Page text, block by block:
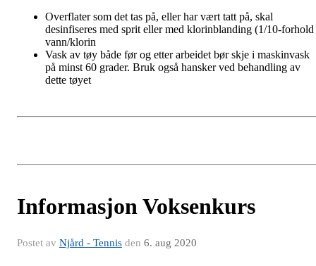
Overflater som det tas på, eller har vært tatt på, skal
desinfiseres med sprit eller med klorinblanding (1/10-forhold
vann/klorin
Vask av tøy både før og etter arbeidet bør skje i maskinvask
på minst 60 grader. Bruk også hansker ved behandling av
dette tøyet
Informasjon Voksenkurs
Postet av Njård - Tennis den 6. aug 2020